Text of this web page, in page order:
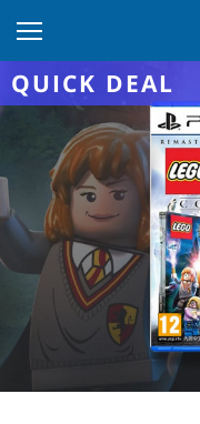
QUICK DEAL